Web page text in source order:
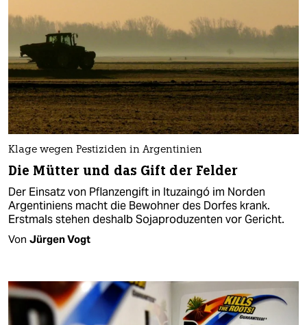
Klage wegen Pestiziden in Argentinien
Die Mütter und das Gift der Felder
Der Einsatz von Pflanzengift in Ituzaingó im Norden
Argentiniens macht die Bewohner des Dorfes krank.
Erstmals stehen deshalb Sojaproduzenten vor Gericht.
Von Jürgen Vogt